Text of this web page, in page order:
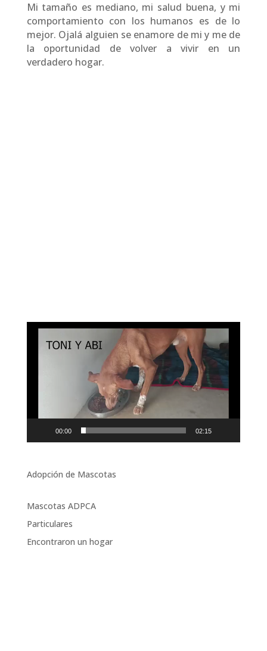
Mi tamaño es mediano, mi salud buena, y mi
comportamiento con los humanos es de lo
mejor. Ojalá alguien se enamore de mi y me de
la oportunidad de volver a vivir en un
verdadero hogar.
Reproductor
00:00 02:15
Adopción de Mascotas
Mascotas ADPCA
Particulares
Encontraron un hogar